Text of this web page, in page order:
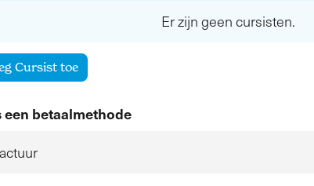
Er zijn geen cursisten.
Cursist toe
een betaalmethode